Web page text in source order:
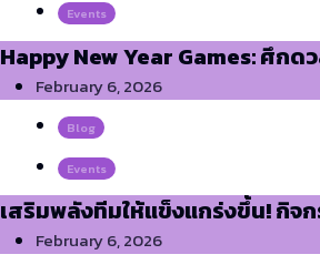
Events
Happy New Year Games: ศึก
February 6, 2026
Blog
Events
เสริมพลังทีมให้แข็งแกร่งขึ้น! กิจ
February 6, 2026